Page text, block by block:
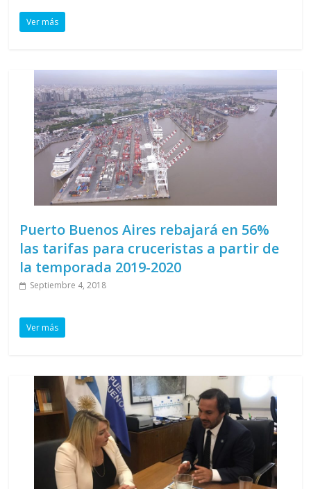
Ver más
Puerto Buenos Aires rebajará en 56%
las tarifas para cruceristas a partir de
la temporada 2019-2020
Septiembre 4, 2018
Ver más